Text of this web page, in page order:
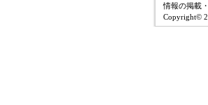
情報の掲載
Copyright©